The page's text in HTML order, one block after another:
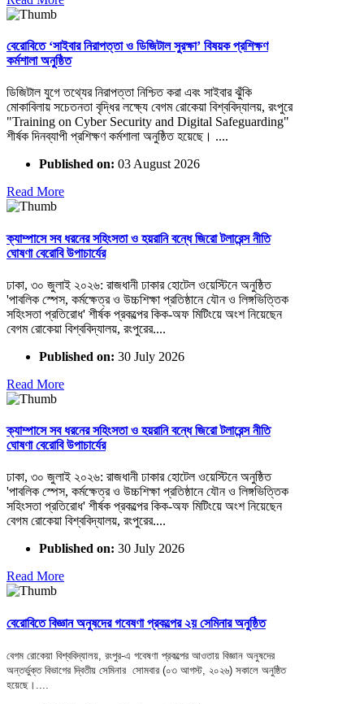
বেরোবিতে ‘সাইবার নিরাপত্তা ও ডিজিটাল সুরক্ষা’ বিষয়ক প্রশিক্ষণ
কর্মশালা অনুষ্ঠিত
ডিজিটাল যুগে তথ্যের নিরাপত্তা নিশ্চিত করা এবং সাইবার ঝুঁকি
মোকাবিলায় সচেতনতা বৃদ্ধির লক্ষ্যে বেগম রোকেয়া বিশ্ববিদ্যালয়, রংপুরে
"Training on Cyber Security and Digital Safeguarding"
শীর্ষক দিনব্যাপী প্রশিক্ষণ কর্মশালা অনুষ্ঠিত হয়েছে। ....
Published on: 03 August 2026
Read More
ক্যাম্পাসে সব ধরনের সহিংসতা ও হয়রানি বন্ধে জিরো টলারেন্স নীতি
ঘোষণা বেরোবি উপাচার্যের
ঢাকা, ৩০ জুলাই ২০২৬: রাজধানী ঢাকার হোটেল ওয়েস্টিনে অনুষ্ঠিত
'পাবলিক স্পেস, কর্মক্ষেত্র ও উচ্চশিক্ষা প্রতিষ্ঠানে যৌন ও লিঙ্গভিত্তিক
সহিংসতা প্রতিরোধ' শীর্ষক প্রকল্পের কিক-অফ মিটিংয়ে অংশ নিয়েছেন
বেগম রোকেয়া বিশ্ববিদ্যালয়, রংপুরের....
Published on: 30 July 2026
Read More
ক্যাম্পাসে সব ধরনের সহিংসতা ও হয়রানি বন্ধে জিরো টলারেন্স নীতি
ঘোষণা বেরোবি উপাচার্যের
ঢাকা, ৩০ জুলাই ২০২৬: রাজধানী ঢাকার হোটেল ওয়েস্টিনে অনুষ্ঠিত
'পাবলিক স্পেস, কর্মক্ষেত্র ও উচ্চশিক্ষা প্রতিষ্ঠানে যৌন ও লিঙ্গভিত্তিক
সহিংসতা প্রতিরোধ' শীর্ষক প্রকল্পের কিক-অফ মিটিংয়ে অংশ নিয়েছেন
বেগম রোকেয়া বিশ্ববিদ্যালয়, রংপুরের....
Published on: 30 July 2026
Read More
বেরোবিতে বিজ্ঞান অনুষদের গবেষণা প্রকল্পের ২য় সেমিনার অনুষ্ঠিত
বেগম রোকেয়া বিশ্ববিদ্যালয়, রংপুর-এ গবেষণা প্রকল্পের আওতায় বিজ্ঞান অনুষদের
অন্তর্ভুক্ত বিভাগের দ্বিতীয় সেমিনার সোমবার (০৩ আগস্ট, ২০২৬) সকালে অনুষ্ঠিত
হয়েছে।....